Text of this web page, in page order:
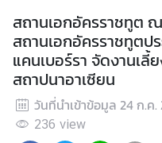
ด
ห
ม
า
ย
ข
สถานเอกอัครราชทูต
สถานเอกอัครราชทูตป
แคนเบอร์รา จัดงานเลี้
สถาปนาอาเซียน
วันที่นำเข้าข้อมูล 24 ก.ค.
236 view